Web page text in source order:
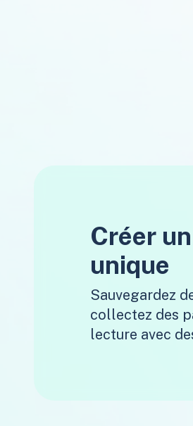
Créer
unique
Sauvegardez
collectez des
lecture avec